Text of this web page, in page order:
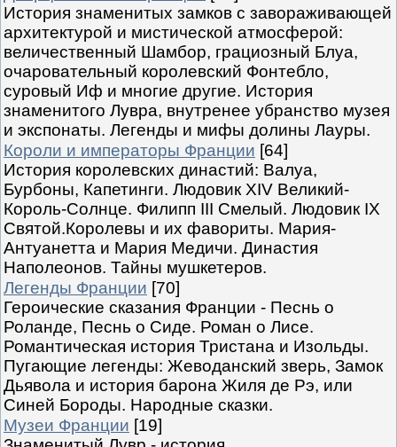
История знаменитых замков с завораживающей
архитектурой и мистической атмосферой:
величественный Шамбор, грациозный Блуа,
очаровательный королевский Фонтебло,
суровый Иф и многие другие. История
знаменитого Лувра, внутренее убранство музея
и экспонаты. Легенды и мифы долины Лауры.
Короли и императоры Франции [64]
История королевских династий: Валуа,
Бурбоны, Капетинги. Людовик XIV Великий-
Король-Солнце. Филипп III Смелый. Людовик IX
Святой.Королевы и их фавориты. Мария-
Антуанетта и Мария Медичи. Династия
Наполеонов. Тайны мушкетеров.
Легенды Франции [70]
Героические сказания Франции - Песнь о
Роланде, Песнь о Сиде. Роман о Лисе.
Романтическая история Тристана и Изольды.
Пугающие легенды: Жеводанский зверь, Замок
Дьявола и история барона Жиля де Рэ, или
Синей Бороды. Народные сказки.
Музеи Франции [19]